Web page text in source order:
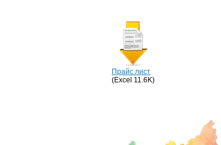
Прайс лист
(Excel 11.6K)